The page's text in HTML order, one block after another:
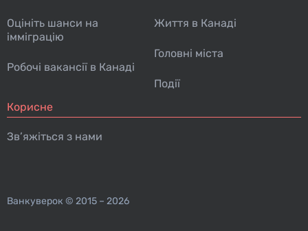
Оцініть шанси на
імміграцію
Робочі вакансії в Канаді
Життя в Канаді
Головні міста
Події
Корисне
Зв’яжіться з нами
Ванкуверок © 2015 – 2026